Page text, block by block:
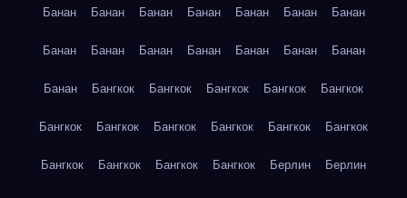
Банан Банан Банан Банан Банан Банан Банан
Банан Банан Банан Банан Банан Банан Банан
Банан Бангкок Бангкок Бангкок Бангкок Бангкок
Бангкок Бангкок Бангкок Бангкок Бангкок Бангкок
Бангкок Бангкок Бангкок Бангкок Берлин Берлин